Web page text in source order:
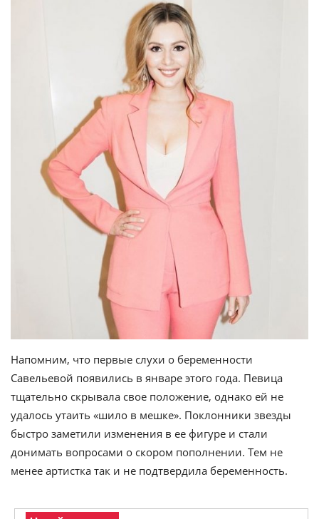
Напомним, что первые слухи о беременности
Савельевой появились в январе этого года. Певица
тщательно скрывала свое положение, однако ей не
удалось утаить «шило в мешке». Поклонники звезды
быстро заметили изменения в ее фигуре и стали
донимать вопросами о скором пополнении. Тем не
менее артистка так и не подтвердила беременность.